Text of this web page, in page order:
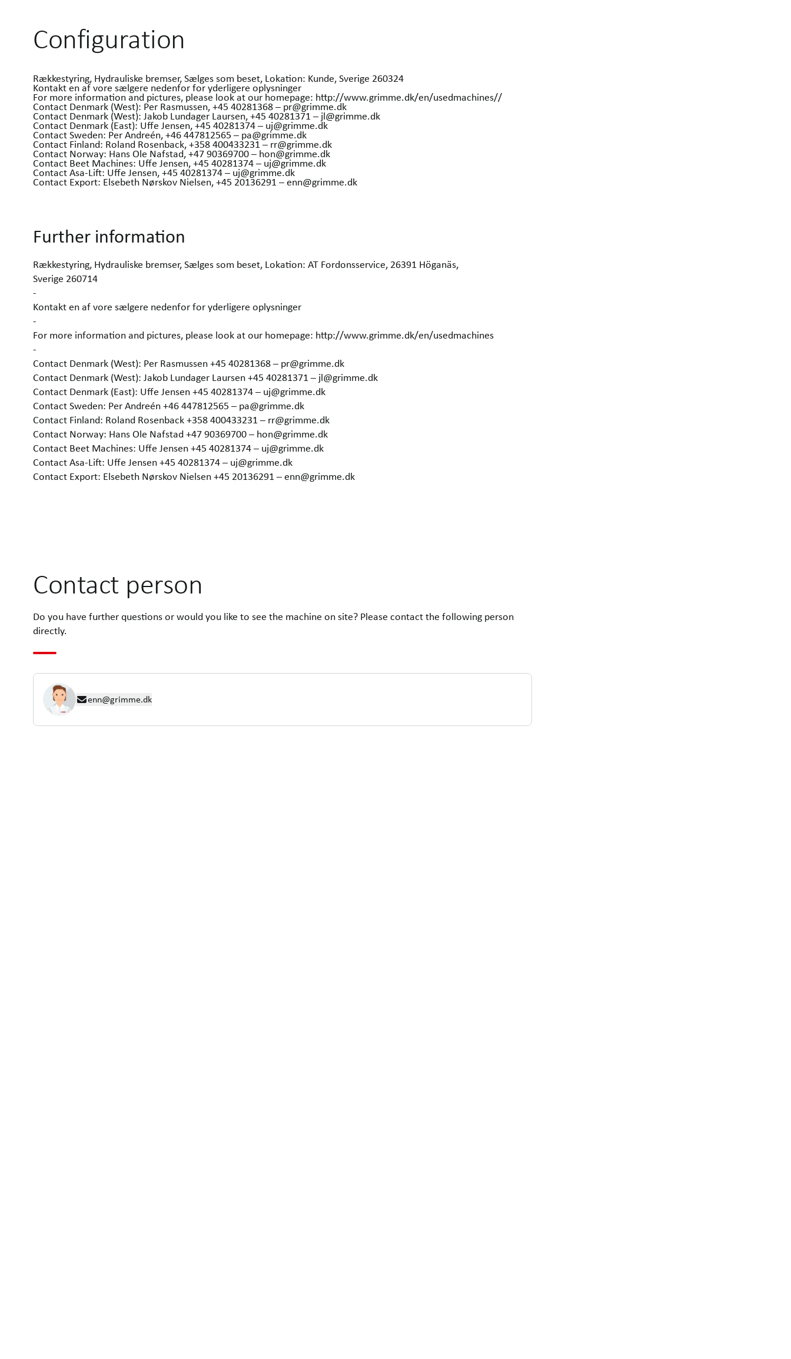
Configuration
Rækkestyring, Hydrauliske bremser, Sælges som beset, Lokation: Kunde, Sverige 260324
Kontakt en af vore sælgere nedenfor for yderligere oplysninger
For more information and pictures, please look at our homepage: http://www.grimme.dk/en/usedmachines//
Contact Denmark (West): Per Rasmussen, +45 40281368 – pr@grimme.dk
Contact Denmark (West): Jakob Lundager Laursen, +45 40281371 – jl@grimme.dk
Contact Denmark (East): Uffe Jensen, +45 40281374 – uj@grimme.dk
Contact Sweden: Per Andreén, +46 447812565 – pa@grimme.dk
Contact Finland: Roland Rosenback, +358 400433231 – rr@grimme.dk
Contact Norway: Hans Ole Nafstad, +47 90369700 – hon@grimme.dk
Contact Beet Machines: Uffe Jensen, +45 40281374 – uj@grimme.dk
Contact Asa-Lift: Uffe Jensen, +45 40281374 – uj@grimme.dk
Contact Export: Elsebeth Nørskov Nielsen, +45 20136291 – enn@grimme.dk
Further information
Rækkestyring, Hydrauliske bremser, Sælges som beset, Lokation: AT Fordonsservice, 26391 Höganäs,
Sverige 260714
-
Kontakt en af vore sælgere nedenfor for yderligere oplysninger
-
For more information and pictures, please look at our homepage: http://www.grimme.dk/en/usedmachines
-
Contact Denmark (West): Per Rasmussen +45 40281368 – pr@grimme.dk
Contact Denmark (West): Jakob Lundager Laursen +45 40281371 – jl@grimme.dk
Contact Denmark (East): Uffe Jensen +45 40281374 – uj@grimme.dk
Contact Sweden: Per Andreén +46 447812565 – pa@grimme.dk
Contact Finland: Roland Rosenback +358 400433231 – rr@grimme.dk
Contact Norway: Hans Ole Nafstad +47 90369700 – hon@grimme.dk
Contact Beet Machines: Uffe Jensen +45 40281374 – uj@grimme.dk
Contact Asa-Lift: Uffe Jensen +45 40281374 – uj@grimme.dk
Contact Export: Elsebeth Nørskov Nielsen +45 20136291 – enn@grimme.dk
Contact person
Do you have further questions or would you like to see the machine on site? Please contact the following person
directly.
enn@grimme.dk